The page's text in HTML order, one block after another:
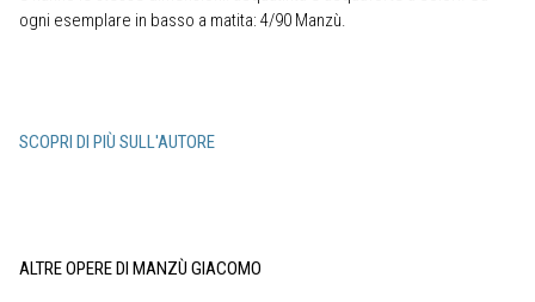
ogni esemplare in basso a matita: 4/90 Manzù.
SCOPRI DI PIÙ SULL'AUTORE
ALTRE OPERE DI MANZÙ GIACOMO